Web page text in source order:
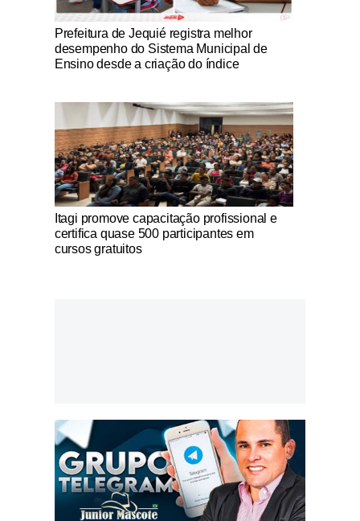
Notícias Católicas
Prefeitura de Jequié registra melhor
desempenho do Sistema Municipal de
Ensino desde a criação do índice
Notícias Católicas
Itagi promove capacitação profissional e
certifica quase 500 participantes em
cursos gratuitos